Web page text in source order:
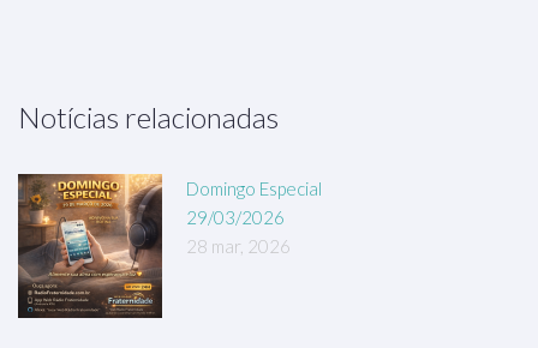
Notícias relacionadas
Domingo Especial
29/03/2026
28 mar, 2026